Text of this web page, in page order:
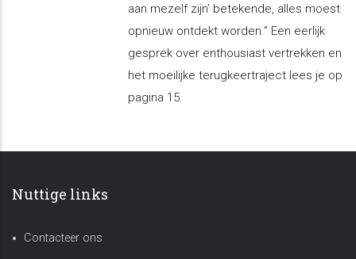
aan mezelf zijn’ betekende, alles moest
opnieuw ontdekt worden.” Een eerlijk
gesprek over enthousiast vertrekken en
het moeilijke terugkeertraject lees je op
pagina 15.
Nuttige links
Contacteer ons